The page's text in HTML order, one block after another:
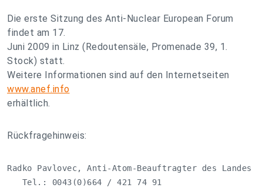
Die erste Sitzung des Anti-Nuclear European Forum
findet am 17.
Juni 2009 in Linz (Redoutensäle, Promenade 39, 1.
Stock) statt.
Weitere Informationen sind auf den Internetseiten
www.anef.info
erhältlich.
Rückfragehinweis:
Radko Pavlovec, Anti-Atom-Beauftragter des Landes
   Tel.: 0043(0)664 / 421 74 91